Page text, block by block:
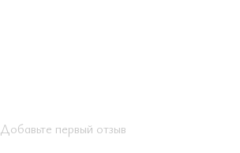
Добавьте первый отзыв